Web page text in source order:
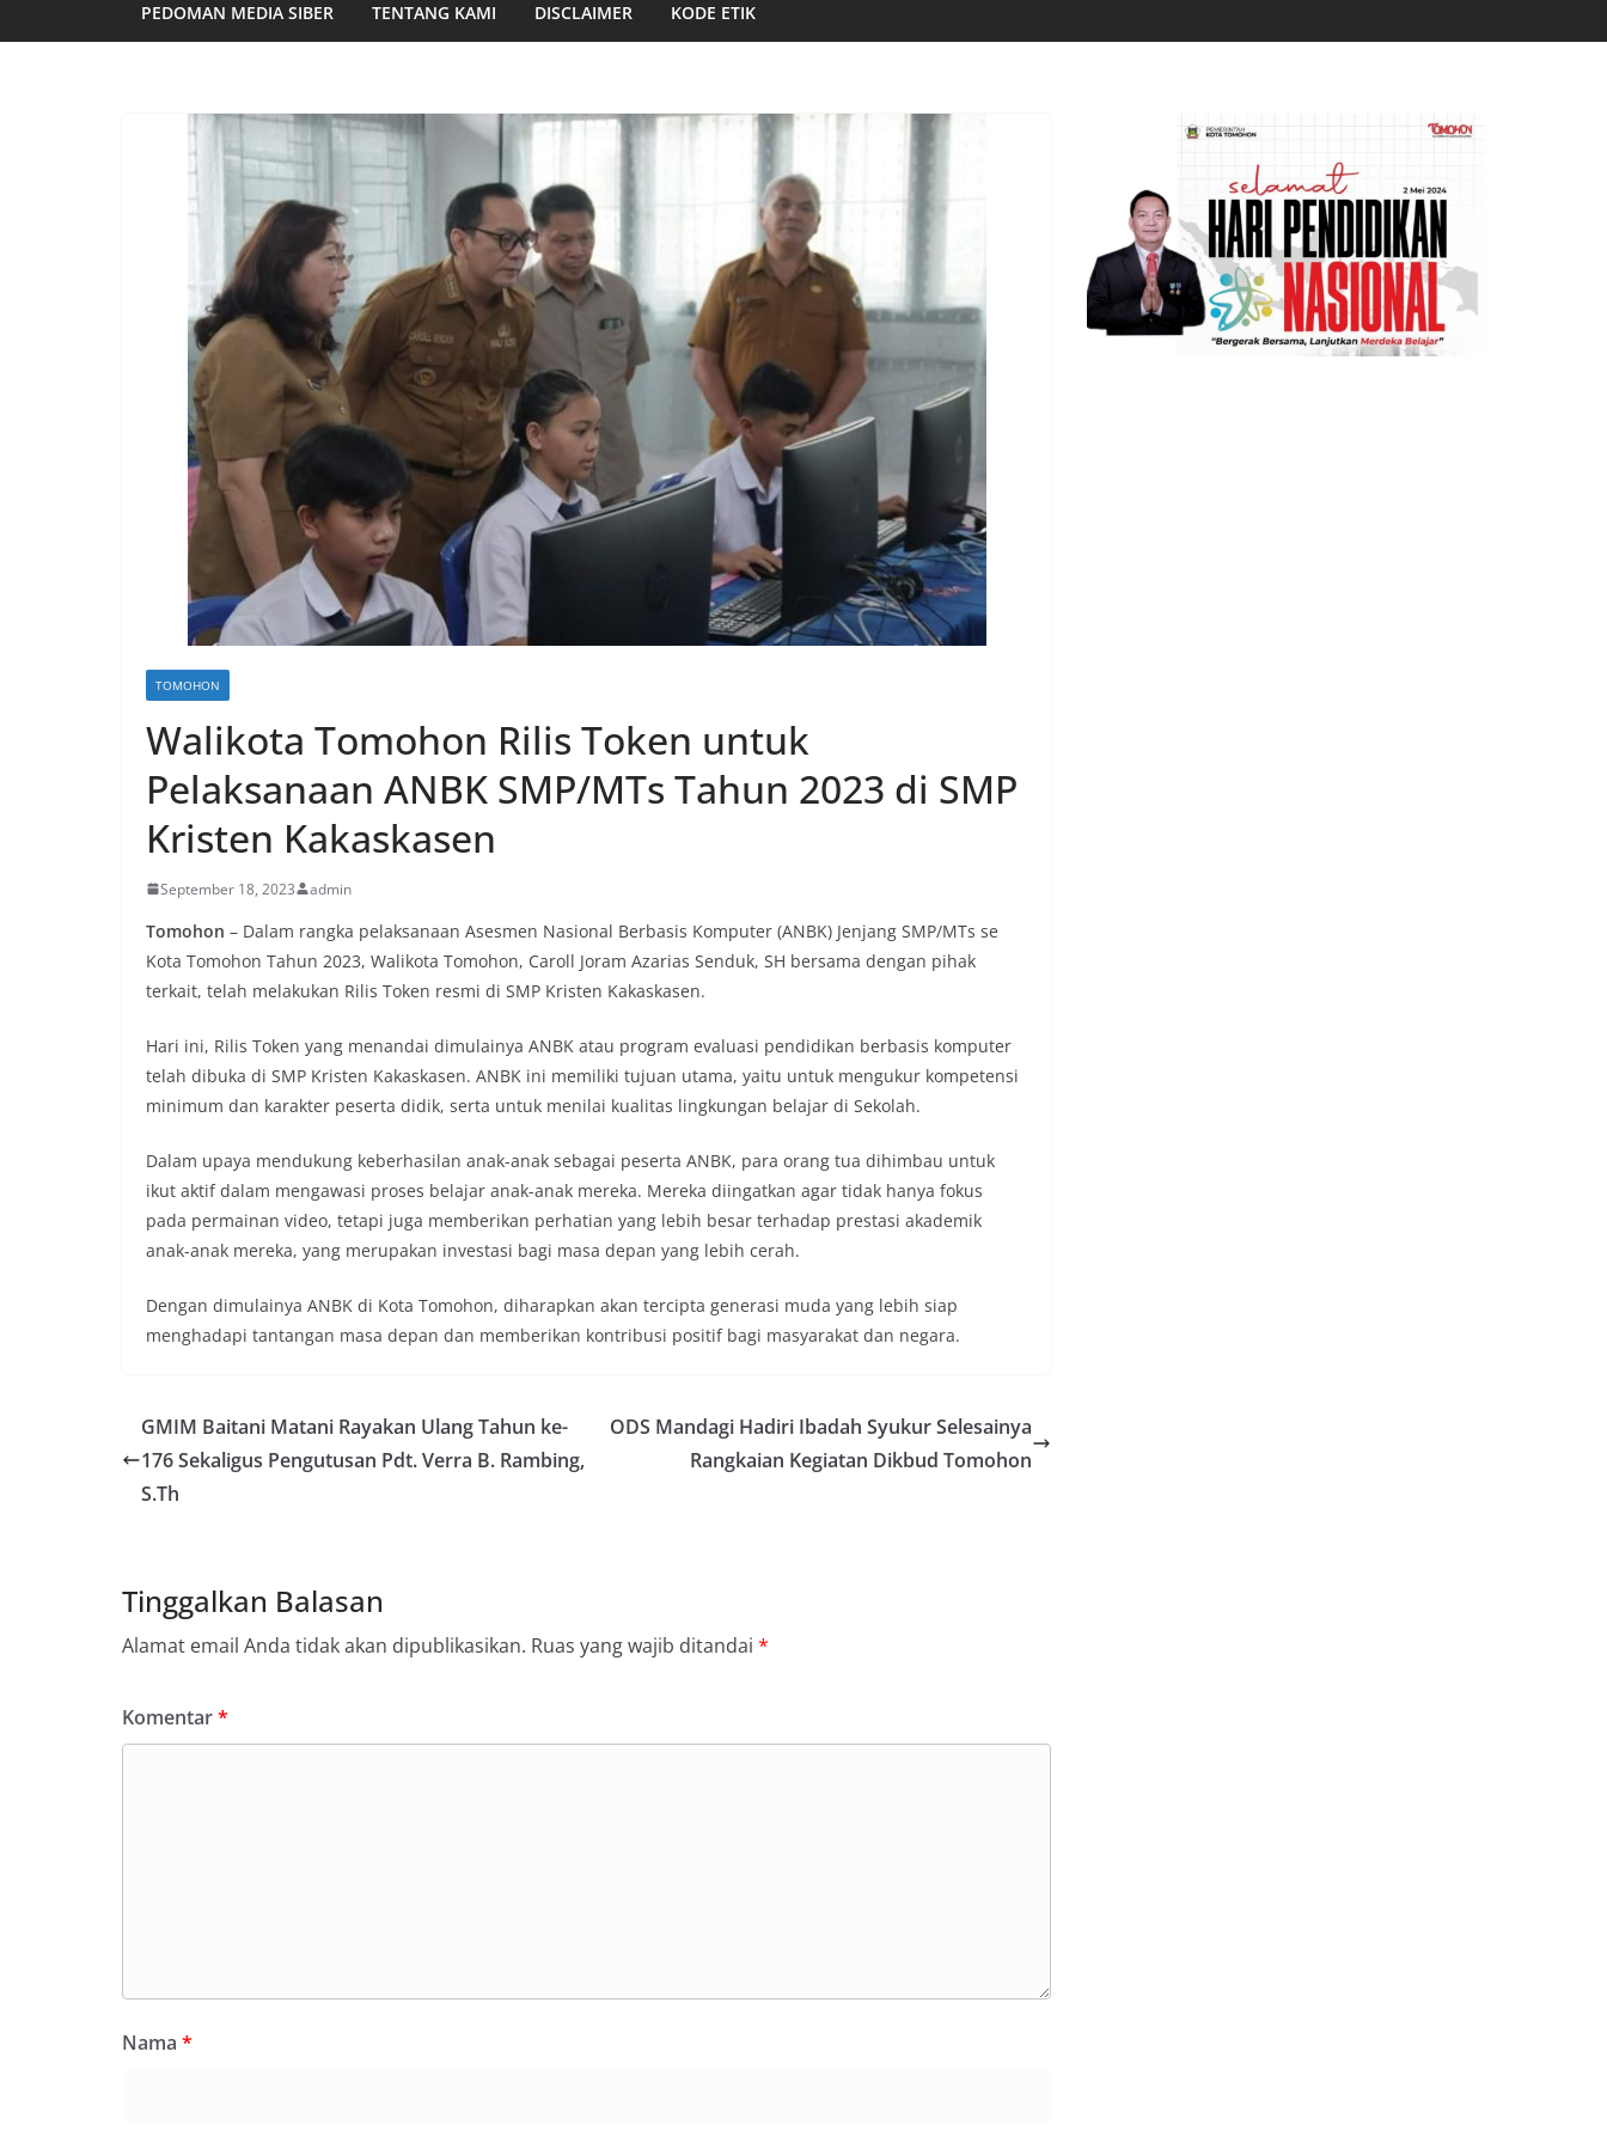
PEDOMAN MEDIA SIBER TENTANG KAMI DISCLAIMER KODE ETIK
TOMOHON
Walikota Tomohon Rilis Token untuk
Pelaksanaan ANBK SMP/MTs Tahun 2023 di SMP
Kristen Kakaskasen
September 18, 2023 admin
Tomohon – Dalam rangka pelaksanaan Asesmen Nasional Berbasis Komputer (ANBK) Jenjang SMP/MTs se
Kota Tomohon Tahun 2023, Walikota Tomohon, Caroll Joram Azarias Senduk, SH bersama dengan pihak
terkait, telah melakukan Rilis Token resmi di SMP Kristen Kakaskasen.
Hari ini, Rilis Token yang menandai dimulainya ANBK atau program evaluasi pendidikan berbasis komputer
telah dibuka di SMP Kristen Kakaskasen. ANBK ini memiliki tujuan utama, yaitu untuk mengukur kompetensi
minimum dan karakter peserta didik, serta untuk menilai kualitas lingkungan belajar di Sekolah.
Dalam upaya mendukung keberhasilan anak-anak sebagai peserta ANBK, para orang tua dihimbau untuk
ikut aktif dalam mengawasi proses belajar anak-anak mereka. Mereka diingatkan agar tidak hanya fokus
pada permainan video, tetapi juga memberikan perhatian yang lebih besar terhadap prestasi akademik
anak-anak mereka, yang merupakan investasi bagi masa depan yang lebih cerah.
Dengan dimulainya ANBK di Kota Tomohon, diharapkan akan tercipta generasi muda yang lebih siap
menghadapi tantangan masa depan dan memberikan kontribusi positif bagi masyarakat dan negara.
GMIM Baitani Matani Rayakan Ulang Tahun ke-
176 Sekaligus Pengutusan Pdt. Verra B. Rambing,
S.Th
ODS Mandagi Hadiri Ibadah Syukur Selesainya
Rangkaian Kegiatan Dikbud Tomohon
Tinggalkan Balasan
Alamat email Anda tidak akan dipublikasikan. Ruas yang wajib ditandai *
Komentar*
Nama *